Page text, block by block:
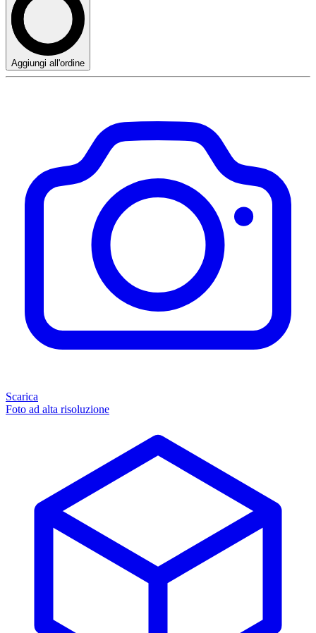
Aggiungi all'ordine
Scarica
Foto ad alta risoluzione